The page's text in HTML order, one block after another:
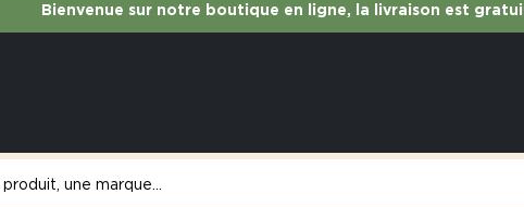
Bienvenue sur notre boutique en ligne, la livraison est